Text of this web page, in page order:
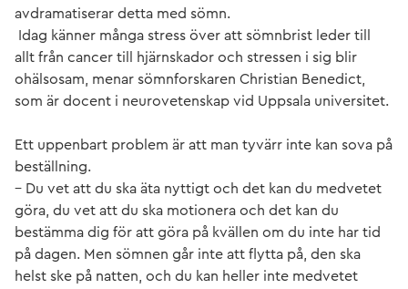
avdramatiserar detta med sömn.
Idag känner många stress över att sömnbrist leder till
allt från cancer till hjärnskador och stressen i sig blir
ohälsosam, menar sömnforskaren Christian Benedict,
som är docent i neurovetenskap vid Uppsala universitet.
Ett uppenbart problem är att man tyvärr inte kan sova på
beställning.
– Du vet att du ska äta nyttigt och det kan du medvetet
göra, du vet att du ska motionera och det kan du
bestämma dig för att göra på kvällen om du inte har tid
på dagen. Men sömnen går inte att flytta på, den ska
helst ske på natten, och du kan heller inte medvetet